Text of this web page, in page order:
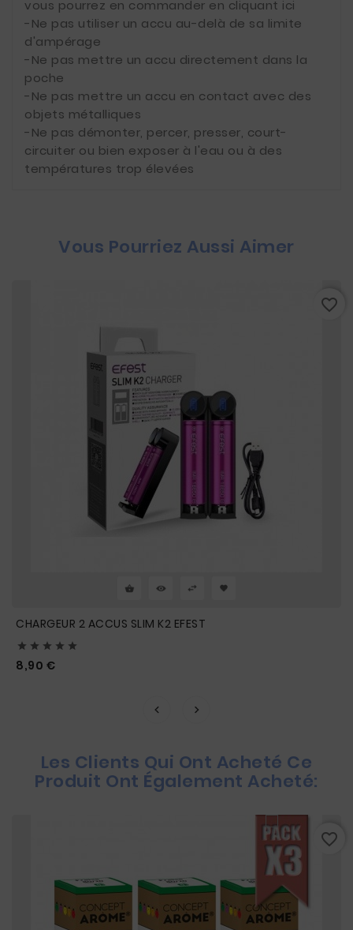
vous pourrez en commander en cliquant ici
-Ne pas utiliser un accu au-delà de sa limite
d'ampérage
-Ne pas mettre un accu directement dans la
poche
-Ne pas mettre un accu en contact avec des
objets métalliques
-Ne pas démonter, percer, presser, court-
circuiter ou bien exposer à l'eau ou à des
températures trop élevées
Vous Pourriez Aussi Aimer
CHARGEUR 2 ACCUS SLIM K2 EFEST
    
8,90 €
favorite_border
Les Clients Qui Ont Acheté Ce
Produit Ont Également Acheté:
favorite_border